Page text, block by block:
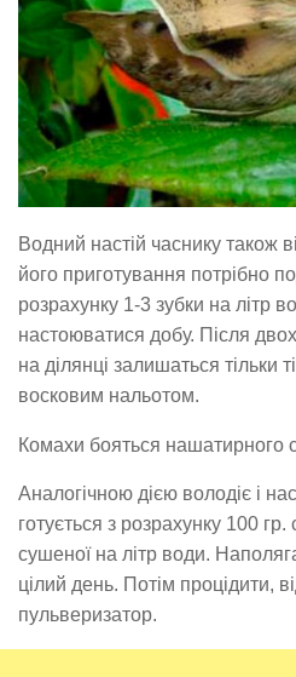
Водний настій часнику також
його приготування потрібно
розрахунку 1-3 зубки на літр
настоюватися добу. Після
на ділянці залишаться тільки
восковим нальотом.
Комахи бояться нашатирного
Аналогічною дією володіє і
готується з розрахунку 100 гр.
сушеної на літр води.
цілий день. Потім процідити,
пульверизатор.